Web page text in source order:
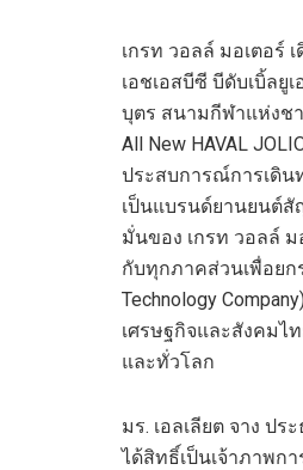
เกรท วอลล์ มอเตอ
เอชเอสบีซี บีดับเบิ้ล
บุตร สนามกีฬาแห่งชา
All New HAVAL
ประสบการณ์การเดิ
เป็นแบรนด์ยานยนต์
มั่นของ เกรท วอลล์
กับทุกภาคส่วนเพื่อยก
Technology
เศรษฐกิจและสังคมไ
และทั่วโลก
มร. เอลเลียต จาง ป
ได้สิทธิ์เป็นเจ้าภาพก